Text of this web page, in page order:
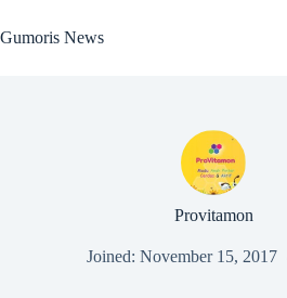
to
content
Gumoris News
Provitamon
Joined: November 15, 2017